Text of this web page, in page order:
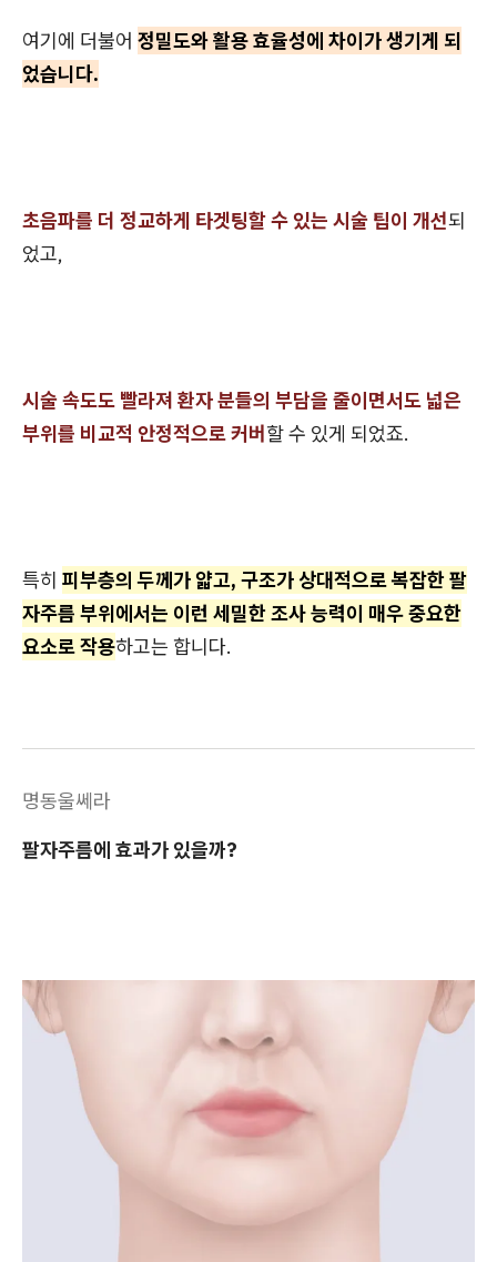
여기에 더불어 정밀도와 활용 효율성에 차이가 생기게 되
었습니다.
초음파를 더 정교하게 타겟팅할 수 있는 시술 팁이 개선되
었고,
시술 속도도 빨라져 환자 분들의 부담을 줄이면서도 넓은
부위를 비교적 안정적으로 커버할 수 있게 되었죠.
특히 피부층의 두께가 얇고, 구조가 상대적으로 복잡한 팔
자주름 부위에서는 이런 세밀한 조사 능력이 매우 중요한
요소로 작용하고는 합니다.
명동울쎄라
팔자주름에 효과가 있을까?